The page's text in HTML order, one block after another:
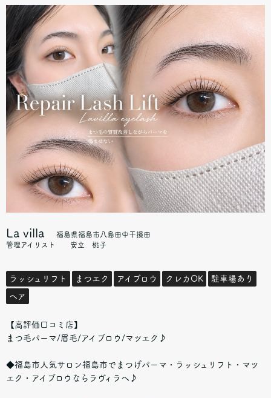
La villa
福島県福島市八島田中干損田
管理アイリスト 安立 桃子
ラッシュリフト まつエク アイブロウ クレカOK 駐車場あり
ヘア
【高評価口コミ店】
まつ毛パーマ/眉毛/アイブロウ/マツエク♪
◆福島市人気サロン福島市でまつげパーマ・ラッシュリフト・マツ
エク・アイブロウならラヴィラへ♪